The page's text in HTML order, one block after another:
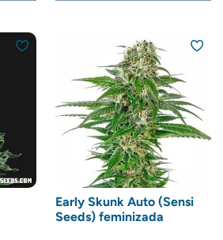
Early Skunk Auto (Sensi
Seeds) feminizada